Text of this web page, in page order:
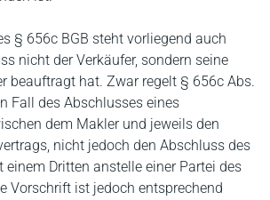
§ 656c BGB steht vorliegend auch
nicht der Verkäufer, sondern seine
beauftragt hat. Zwar regelt § 656c Abs.
Fall des Abschlusses eines
dem Makler und jeweils den
nicht jedoch den Abschluss des
einem Dritten anstelle einer Partei des
Vorschrift ist jedoch entsprechend